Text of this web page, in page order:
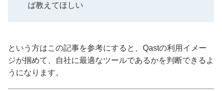
ば教えてほしい
という方はこの記事を参考にすると、Qastの利用イメー
ジが掴めて、自社に最適なツールであるかを判断できるよ
うになります。